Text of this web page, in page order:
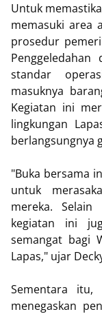
Untuk
memasuki area
prosedur
standar
masuknya
Kegiatan ini
lingkungan
berlangsungnya
"Buka bersama
untuk
mereka. Selain
kegiatan ini
semangat bagi
Lapas," ujar
Sementara itu,
menegaskan